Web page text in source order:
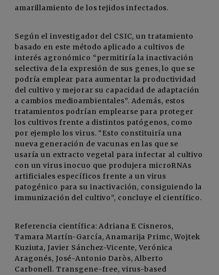
amarillamiento de los tejidos infectados.
Según el investigador del CSIC, un tratamiento
basado en este método aplicado a cultivos de
interés agronómico “permitiría la inactivación
selectiva de la expresión de sus genes, lo que se
podría emplear para aumentar la productividad
del cultivo y mejorar su capacidad de adaptación
a cambios medioambientales”. Además, estos
tratamientos podrían emplearse para proteger
los cultivos frente a distintos patógenos, como
por ejemplo los virus. “Esto constituiría una
nueva generación de vacunas en las que se
usaría un extracto vegetal para infectar al cultivo
con un virus inocuo que produjera microRNAs
artificiales específicos frente a un virus
patogénico para su inactivación, consiguiendo la
immunización del cultivo”, concluye el científico.
Referencia científica: Adriana E Cisneros,
Tamara Martín-García, Anamarija Primc, Wojtek
Kuziuta, Javier Sánchez-Vicente, Verónica
Aragonés, José-Antonio Daròs, Alberto
Carbonell. Transgene-free, virus-based